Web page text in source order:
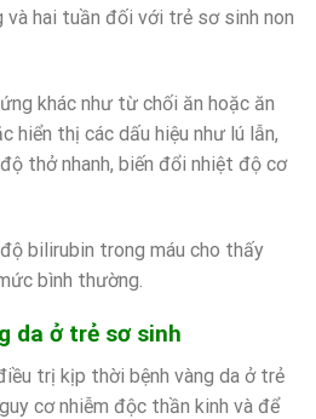
hai tuần đối với trẻ sơ sinh non
khác như từ chối ăn hoặc ăn
hiển thị các dấu hiệu như lú lẫn,
thở nhanh, biến đổi nhiệt độ cơ
bilirubin trong máu cho thấy
bình thường.
da ở trẻ sơ sinh
trị kịp thời bệnh vàng da ở trẻ
cơ nhiễm độc thần kinh và để